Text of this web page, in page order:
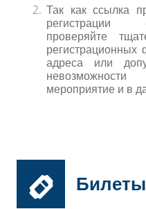
Так как ссылка
регистрации
проверяйте
адреса или
мероприятие и в
Билеты